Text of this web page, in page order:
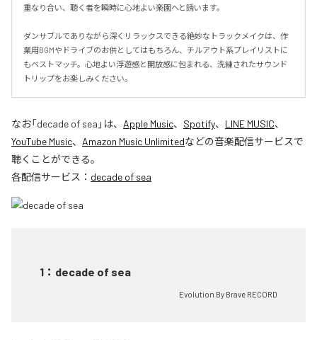
重なり合い、聴く者を瞬時に心地よい楽園へと誘います。
ダンサブルでありながら深くリラックスできる絶妙なトラックメイクは、作
業用BGMやドライブのお供としてはもちろん、チルアウト系プレイリストに
もベストマッチ。心地よい浮遊感と開放感に包まれる、洗練されたサウンド
トリップをお楽しみください。
なお「decade of sea 」は、 Apple Music、 Spotify、 LINE MUSIC、
YouTube Music、 Amazon Music Unlimitedなどの音楽配信サービスで
聴くことができる。
各配信サービス： decade of sea
1 ： decade of sea
Evolution By Brave RECORD